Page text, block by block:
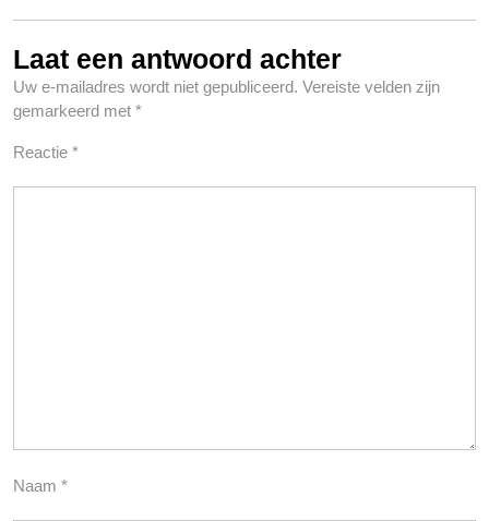
Laat een antwoord achter
Uw e-mailadres wordt niet gepubliceerd. Vereiste velden zijn
gemarkeerd met *
Reactie *
Naam *